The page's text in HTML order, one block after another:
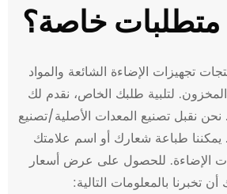
خاصة؟
تجهيزات الإضاءة الشائعة والمواد
لتلبية طلبك الخاص، نقدم لك
نقبل تصنيع المعدات الأصلية/تصنيع
طباعة شعارك أو اسم علامتك
الإضاءة. للحصول على عرض أسعار
تخبرنا بالمعلومات التالية: